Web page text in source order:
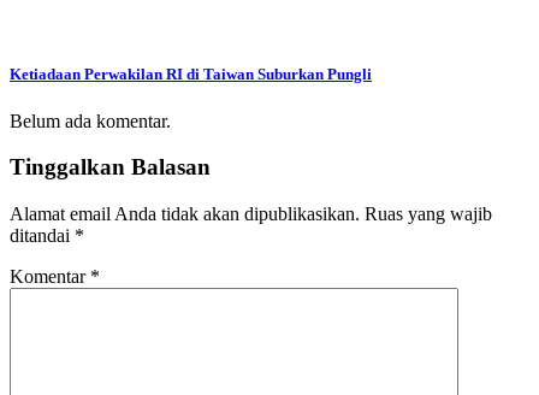
Ketiadaan Perwakilan RI di Taiwan Suburkan Pungli
Belum ada komentar.
Tinggalkan Balasan
Alamat email Anda tidak akan dipublikasikan. Ruas yang wajib
ditandai *
Komentar *